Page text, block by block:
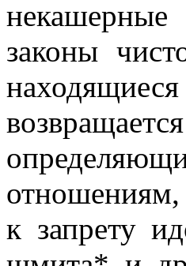
законы
находящиеся
к запрету